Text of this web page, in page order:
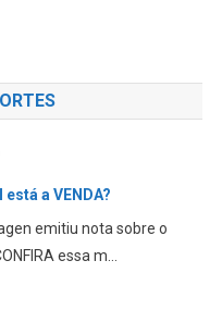
está a VENDA?
emitiu nota sobre o
essa m...